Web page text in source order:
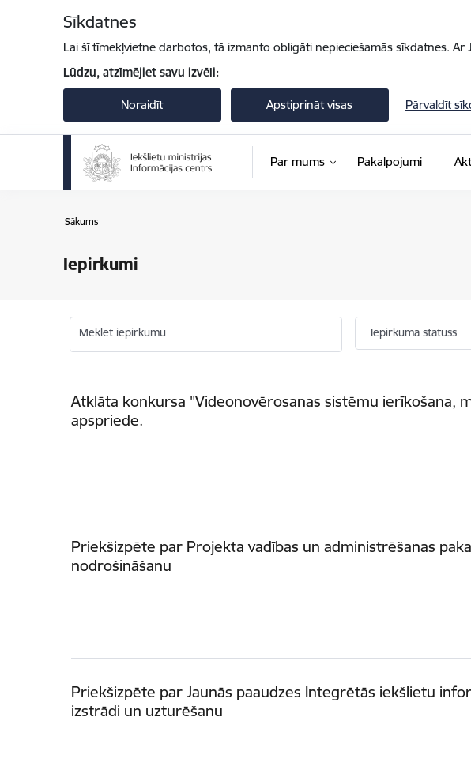
Sīkdatnes
Lai šī tīmekļvietne darbotos, tā izmanto obligāti nepieciešamās sīkdatnes.
Lūdzu, atzīmējiet savu izvēli:
Noraidīt Apstiprināt visas Pārvaldīt
Par mums Pakalpojumi
Sākums
Iepirkumi
Meklēt iepirkumu Iepirkuma statuss
Atklāta konkursa "Videonovērosanas sistēmu ierīkošana,
apspriede.
Priekšizpēte par Projekta vadības un administrēšanas
nodrošināšanu
Priekšizpēte par Jaunās paaudzes Integrētās iekšlietu
izstrādi un uzturēšanu